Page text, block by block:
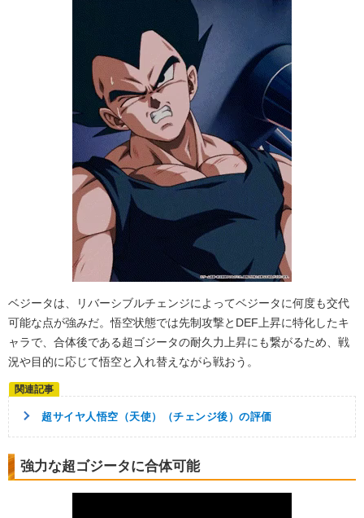
ベジータは、リバーシブルチェンジによってベジータに何度も交代
可能な点が強みだ。悟空状態では先制攻撃とDEF上昇に特化したキ
ャラで、合体後である超ゴジータの耐久力上昇にも繋がるため、戦
況や目的に応じて悟空と入れ替えながら戦おう。
超サイヤ人悟空（天使）（チェンジ後）の評価
強力な超ゴジータに合体可能